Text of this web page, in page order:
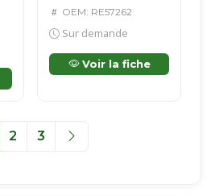
OEM: RE57262
Sur demande
Voir la fiche
2 3